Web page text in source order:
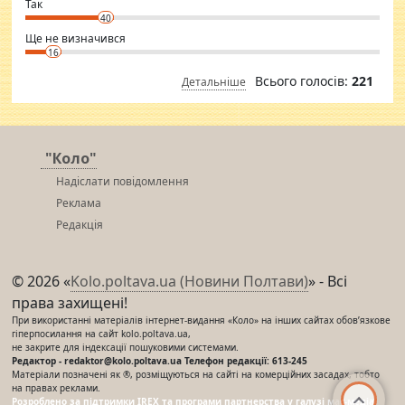
Так
40
Ще не визначився
16
Детальніше Всього голосів: 221
"Коло"
Надіслати повідомлення
Реклама
Редакція
© 2026 «Kolo.poltava.ua (Новини Полтави)» - Всі
права захищені!
При використанні матеріалів інтернет-видання «Коло» на інших сайтах обов’язкове
гіперпосилання на сайт kolo.poltava.ua,
не закрите для індексації пошуковими системами.
Редактор - redaktor@kolo.poltava.ua Телефон редакції: 613-245
Матеріали позначені як ®, розміщуються на сайті на комерційних засадах, тобто
на правах реклами.
Розроблено за підтримки IREX та програми партнерства у галузі мас-медіа